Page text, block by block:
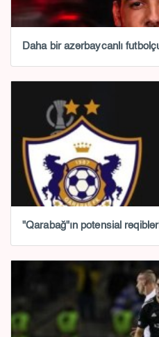
Daha bir azərbaycanlı
"Qarabağ"ın potensial